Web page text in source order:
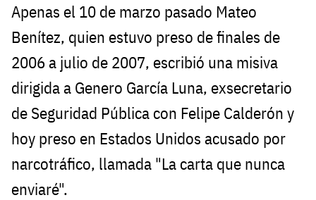
Apenas el 10 de marzo pasado Mateo
Benítez, quien estuvo preso de finales de
2006 a julio de 2007, escribió una misiva
dirigida a Genero García Luna, exsecretario
de Seguridad Pública con Felipe Calderón y
hoy preso en Estados Unidos acusado por
narcotráfico, llamada "La carta que nunca
enviaré".